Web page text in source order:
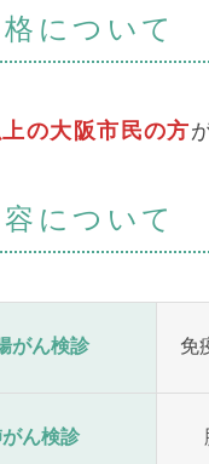
について
の大阪市民の方
について
がん検診 免
ん検診